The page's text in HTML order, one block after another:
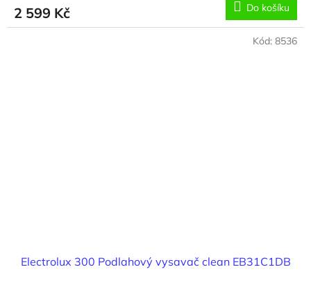
2 599 Kč Do košíku
Electrolux 300 Podlahový vysavač clean EB31C1DB
Kód: 8536